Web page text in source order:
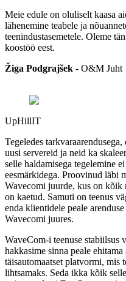
Meie edule on oluliselt kaasa
lähenemine teabele ja
teenindustasemetele. Oleme
koostöö eest.
Žiga Podgrajšek - O&M Juht
UpHillIT
Tegeledes
uusi servereid ja neid ka
selle haldamisega tegelemine
eesmärkidega. Proovinud läbi
Wavecomi juurde, kus on kõik
on kaetud. Samuti on teenus
enda klientidele peale
Wavecomi juures.
WaveCom-i teenuse stabiilsus
hakkasime sinna peale
täisautomaatset platvormi,
lihtsamaks. Seda ikka kõik